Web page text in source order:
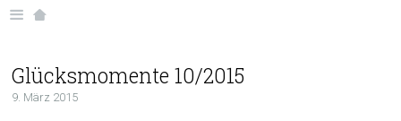
Glücksmomente 10/2015
9. März 2015